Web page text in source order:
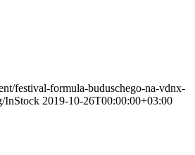
festival-formula-buduschego-na-vdnx-
InStock 2019-10-26T00:00:00+03:00